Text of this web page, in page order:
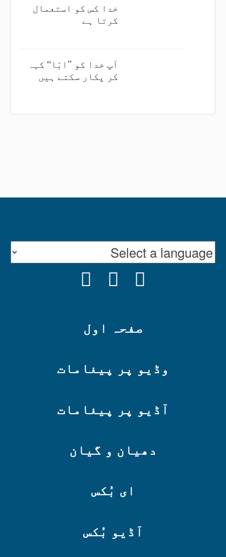
خدا کس کو استعمال
کرتا ہے
آپ خدا کو ’’ابّا‘‘ کہہ
کر پکار سکتے ہیں
FACEBOOK
YOUTUBE
صفحہ اول
وڈیو پر پیغامات
آڈیو پر پیغامات
دھیان و گیان
ای بُکس
آڈیو بُکس